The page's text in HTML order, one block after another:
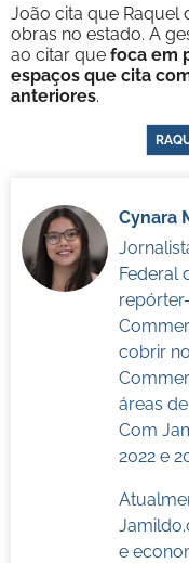
João cita que Raquel
obras no estado. A
ao citar que foca em
espaços que cita
anteriores.
Cynara
Federal
cobrir
áreas de
Com
2022 e
e